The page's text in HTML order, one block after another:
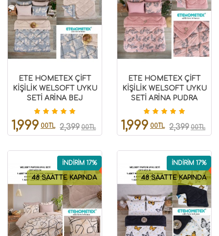
ETE HOMETEX ÇİFT
KİŞİLİK WELSOFT UYKU
SETİ ARİNA BEJ
8696474231976
1,999 00TL 2,399 00TL
ETE HOMETEX ÇİFT
KİŞİLİK WELSOFT UYKU
SETİ ARİNA PUDRA
8696474231977
1,999 00TL 2,399 00TL
48 SAATTE KAPINDA
İNDİRİM 17%
48 SAATTE KAPINDA
İNDİRİM 17%